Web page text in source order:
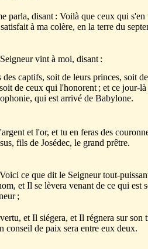
parla, disant : Voilà que ceux qui s'en
à ma colère, en la terre du
vint à moi, disant :
des captifs, soit de leurs princes, soit
de ceux qui l'honorent ; et ce jour-
qui est arrivé de Babylone.
et l'or, et tu en feras des
fils de Josédec, le grand prêtre.
ce que dit le Seigneur tout-
et Il se lèvera venant de ce qui est
;
et Il siégera, et Il régnera sur son
conseil de paix sera entre eux deux.